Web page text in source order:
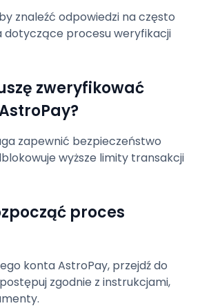
znaleźć odpowiedzi na często
dotyczące procesu weryfikacji
zweryfikować
zapewnić bezpieczeństwo
wyższe limity transakcji
proces
konta AstroPay, przejdź do
zgodnie z instrukcjami,